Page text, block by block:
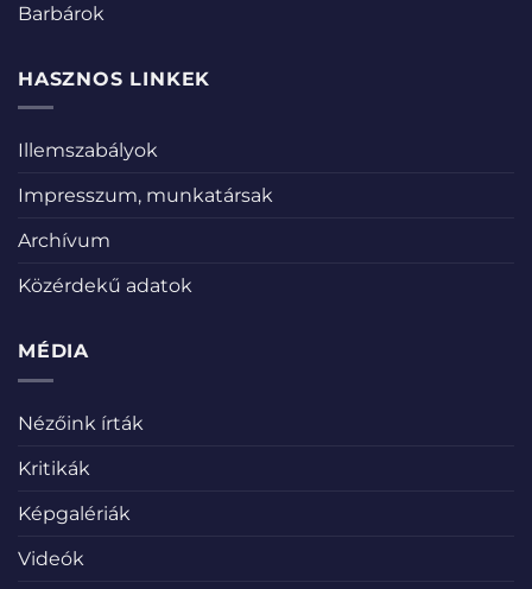
Barbárok
HASZNOS LINKEK
Illemszabályok
Impresszum, munkatársak
Archívum
Közérdekű adatok
MÉDIA
Nézőink írták
Kritikák
Képgalériák
Videók